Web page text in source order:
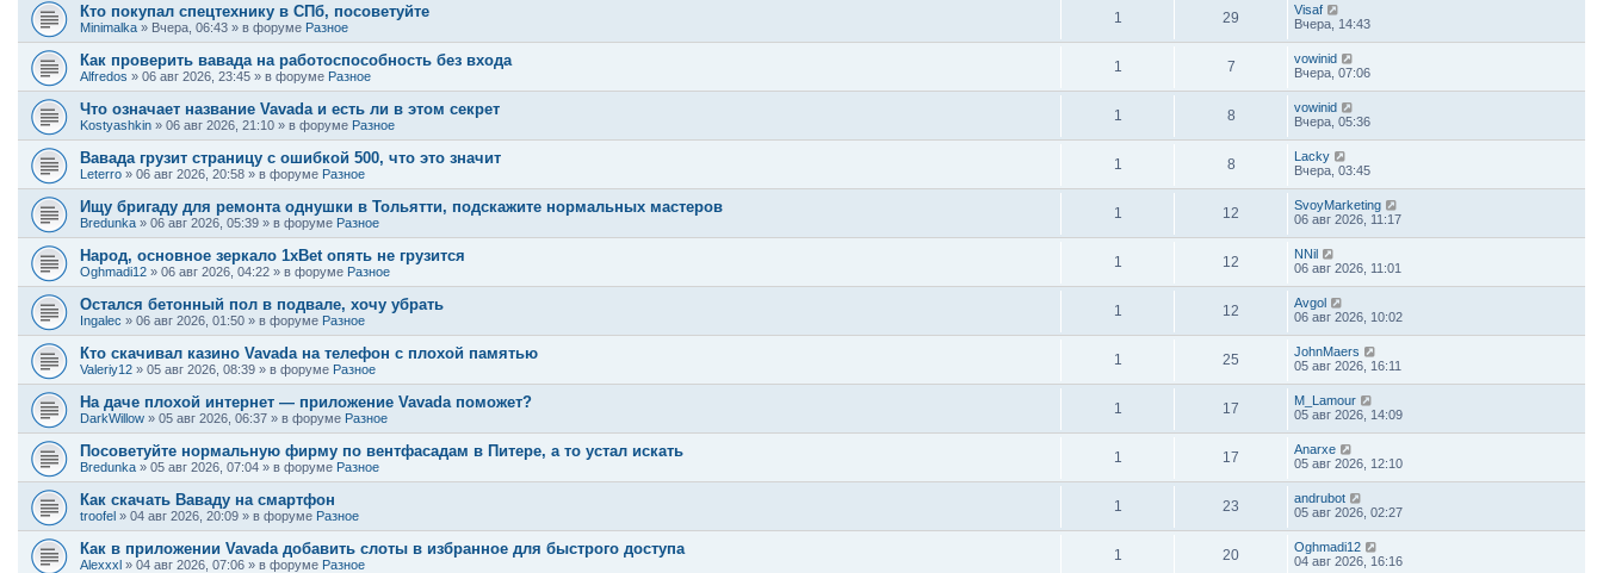
Кто покупал спецтехнику в СПб, посоветуйте
Minimalka » Вчера, 06:43 » в форуме Разное
1 29
Visaf
Вчера, 14:43
Как проверить вавада на работоспособность без входа
Alfredos » 06 авг 2026, 23:45 » в форуме Разное
1 7
vowinid
Вчера, 07:06
Что означает название Vavada и есть ли в этом секрет
Kostyashkin » 06 авг 2026, 21:10 » в форуме Разное
1 8
vowinid
Вчера, 05:36
Вавада грузит страницу с ошибкой 500, что это значит
Leterro » 06 авг 2026, 20:58 » в форуме Разное
1 8
Lacky
Вчера, 03:45
Ищу бригаду для ремонта однушки в Тольятти, подскажите нормальных мастеров
Bredunka » 06 авг 2026, 05:39 » в форуме Разное
1 12
SvoyMarketing
06 авг 2026, 11:17
Народ, основное зеркало 1xBet опять не грузится
Oghmadi12 » 06 авг 2026, 04:22 » в форуме Разное
1 12
NNil
06 авг 2026, 11:01
Остался бетонный пол в подвале, хочу убрать
Ingalec » 06 авг 2026, 01:50 » в форуме Разное
1 12
Avgol
06 авг 2026, 10:02
Кто скачивал казино Vavada на телефон с плохой памятью
Valeriy12 » 05 авг 2026, 08:39 » в форуме Разное
1 25
JohnMaers
05 авг 2026, 16:11
На даче плохой интернет — приложение Vavada поможет?
DarkWillow » 05 авг 2026, 06:37 » в форуме Разное
1 17
M_Lamour
05 авг 2026, 14:09
Посоветуйте нормальную фирму по вентфасадам в Питере, а то устал искать
Bredunka » 05 авг 2026, 07:04 » в форуме Разное
1 17
Anarxe
05 авг 2026, 12:10
Как скачать Ваваду на смартфон
troofel » 04 авг 2026, 20:09 » в форуме Разное
1 23
andrubot
05 авг 2026, 02:27
Как в приложении Vavada добавить слоты в избранное для быстрого доступа
Alexxxl » 04 авг 2026, 07:06 » в форуме Разное
1 20
Oghmadi12
04 авг 2026, 16:16